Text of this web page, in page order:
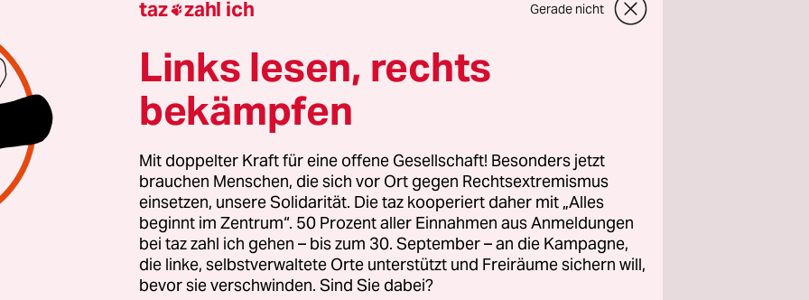
mit der taz
legen aber das Gegenteil nahe. Am 31. Mai schrieb
die Bremer AfD-Mitglieder: „Kaum zu glauben, aber es ist
wir haben eine neue Geschäftsstelle für den
Endlich, so Magnitz, habe man wieder eine Zentrale.
die AfD über ein Jahr lang nach einer Geschäftsstelle
der rechten Partei war offenbar, das Parteibüro verdeckt
Bevor die neue Zentraledurch AfD-Watch-Bremen
wurde, wies Magnitz intern daraufhin, „daß wir aus
taz zahl ich Gerade nicht
Links lesen, rechts
bekämpfen
Mit doppelter Kraft für eine offene Gesellschaft! Besonders jetzt
brauchen Menschen, die sich vor Ort gegen Rechtsextremismus
einsetzen, unsere Solidarität. Die taz kooperiert daher mit „Alles
beginnt im Zentrum“. 50 Prozent aller Einnahmen aus Anmeldungen
bei taz zahl ich gehen – bis zum 30. September – an die Kampagne,
die linke, selbstverwaltete Orte unterstützt und Freiräume sichern will,
bevor sie verschwinden. Sind Sie dabei?